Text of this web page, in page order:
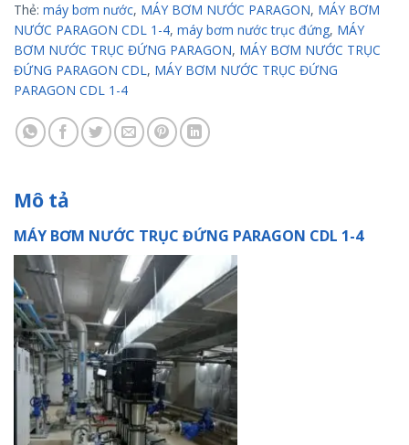
Thẻ: máy bơm nước, MÁY BƠM NƯỚC PARAGON, MÁY BƠM
NƯỚC PARAGON CDL 1-4, máy bơm nước trục đứng, MÁY
BƠM NƯỚC TRỤC ĐỨNG PARAGON, MÁY BƠM NƯỚC TRỤC
ĐỨNG PARAGON CDL, MÁY BƠM NƯỚC TRỤC ĐỨNG
PARAGON CDL 1-4
Mô tả
MÁY BƠM NƯỚC TRỤC ĐỨNG PARAGON CDL 1-4